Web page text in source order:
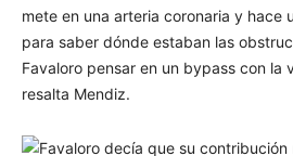
mete en una arteria coronaria y hace
para saber dónde estaban las
Favaloro pensar en un bypass con la
resalta Mendiz.